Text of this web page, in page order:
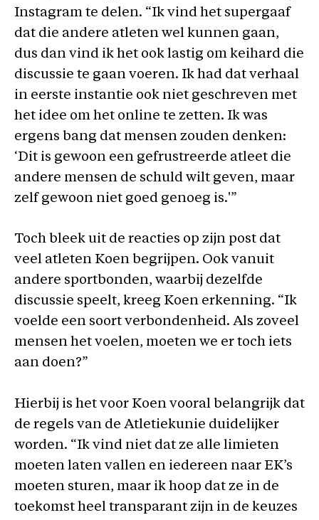
Instagram te delen. “Ik vind het supergaaf
dat die andere atleten wel kunnen gaan,
dus dan vind ik het ook lastig om keihard die
discussie te gaan voeren. Ik had dat verhaal
in eerste instantie ook niet geschreven met
het idee om het online te zetten. Ik was
ergens bang dat mensen zouden denken:
‘Dit is gewoon een gefrustreerde atleet die
andere mensen de schuld wilt geven, maar
zelf gewoon niet goed genoeg is.'”
Toch bleek uit de reacties op zijn post dat
veel atleten Koen begrijpen. Ook vanuit
andere sportbonden, waarbij dezelfde
discussie speelt, kreeg Koen erkenning. “Ik
voelde een soort verbondenheid. Als zoveel
mensen het voelen, moeten we er toch iets
aan doen?”
Hierbij is het voor Koen vooral belangrijk dat
de regels van de Atletiekunie duidelijker
worden. “Ik vind niet dat ze alle limieten
moeten laten vallen en iedereen naar EK’s
moeten sturen, maar ik hoop dat ze in de
toekomst heel transparant zijn in de keuzes